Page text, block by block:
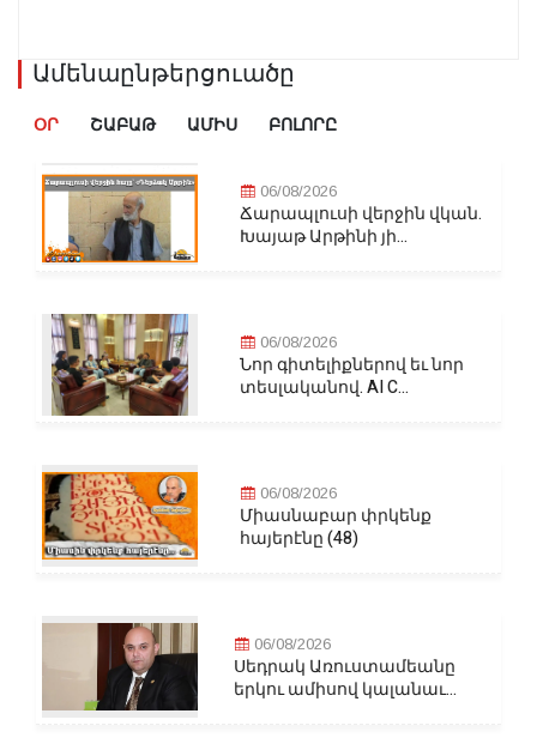
Ամենաընթերցուածը
ՕՐ ՇԱԲԱԹ ԱՄԻՍ ԲՈԼՈՐԸ
06/08/2026
Ճարապլուսի վերջին վկան.
Խայաթ Արթինի յի...
06/08/2026
Նոր գիտելիքներով եւ նոր
տեսլականով. AI C...
06/08/2026
Միասնաբար փրկենք
հայերէնը (48)
06/08/2026
Սեդրակ Առուստամեանը
երկու ամիսով կալանաւ...